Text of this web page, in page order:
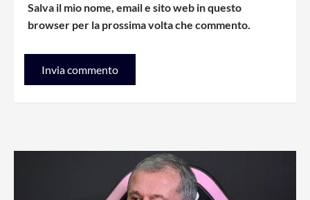
Salva il mio nome, email e sito web in questo
browser per la prossima volta che commento.